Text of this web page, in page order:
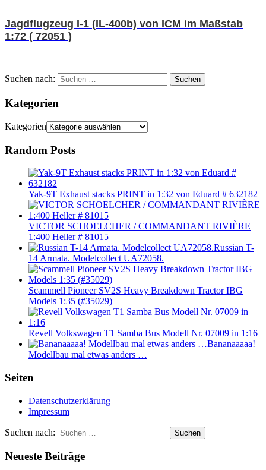
Jagdflugzeug I-1 (IL-400b) von ICM im Maßstab
1:72 ( 72051 )
Suchen nach: Suchen
Kategorien
Kategorien
Random Posts
Yak-9T Exhaust stacks PRINT in 1:32 von Eduard # 632182
VICTOR SCHOELCHER / COMMANDANT RIVIÈRE
1:400 Heller # 81015
Russian T-
14 Armata. Modelcollect UA72058.
Scammell Pioneer SV2S Heavy Breakdown Tractor IBG
Models 1:35 (#35029)
Revell Volkswagen T1 Samba Bus Modell Nr. 07009 in 1:16
Bananaaaaa!
Modellbau mal etwas anders …
Seiten
Datenschutzerklärung
Impressum
Suchen nach: Suchen
Neueste Beiträge